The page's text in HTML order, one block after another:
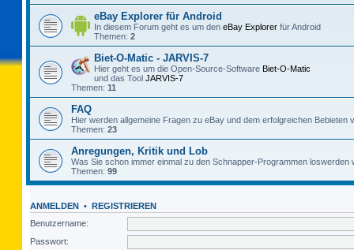
eBay Explorer für Android
In diesem Forum geht es um den eBay Explorer für Android
Themen: 2
Biet-O-Matic - JARVIS-7
Hier geht es um die Open-Source-Software Biet-O-Matic
und das Tool JARVIS-7
Themen: 11
FAQ
Hier werden allgemeine Fragen zu eBay und dem erfolgreichen Bebieten
Themen: 23
Anregungen, Kritik und Lob
Was Sie schon immer einmal zu den Schnapper-Programmen loswerden
Themen: 99
ANMELDEN • REGISTRIEREN
Benutzername:
Passwort: